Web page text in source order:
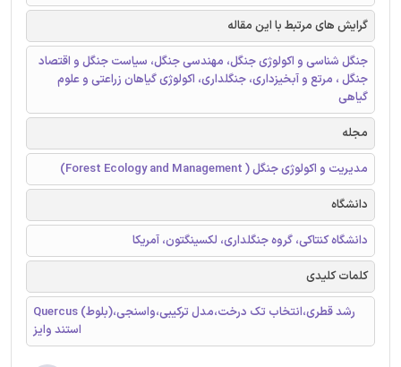
گرایش های مرتبط با این مقاله
جنگل شناسی و اکولوژی جنگل، مهندسی جنگل، سیاست جنگل و اقتصاد
جنگل ، مرتع و آبخیزداری، جنگلداری، اکولوژی گیاهان زراعتی و علوم
گیاهی
مجله
مدیریت و اکولوژی جنگل ( Forest Ecology and Management)
دانشگاه
دانشگاه کنتاکی، گروه جنگلداری، لکسینگتون، آمریکا
کلمات کلیدی
Quercus (بلوط)،رشد قطری،انتخاب تک درخت،مدل ترکیبی،واسنجی
استند وایز